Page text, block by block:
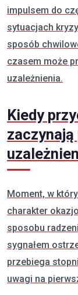
impulsem do
sytuacjach
sposób
czasem może
uzależnienia.
Kiedy
Moment, w
charakter
sposobu
sygnałem
przebiega
uwagi na